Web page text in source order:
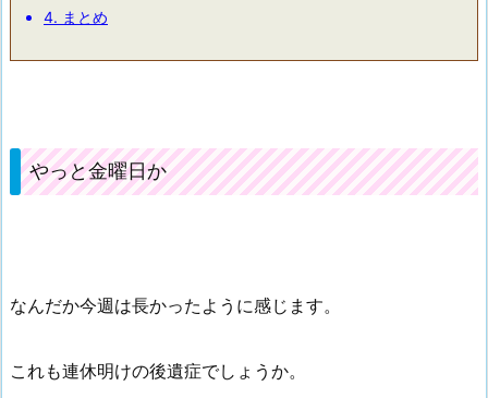
4. まとめ
やっと金曜日か
なんだか今週は長かったように感じます。
これも連休明けの後遺症でしょうか。